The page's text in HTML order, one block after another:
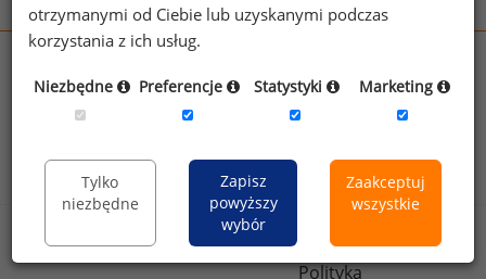
sedlak.pl
kfw.sedlak.pl
rynekpracy.pl
raportyplacowe.pl
Sklep
Kontakt
Polityka
otrzymanymi od Ciebie lub uzyskanymi podczas
korzystania z ich usług.
Niezbędne Preferencje Statystyki Marketing
Tylko
niezbędne
Zapisz
powyższy
wybór
Zaakceptuj
wszystkie